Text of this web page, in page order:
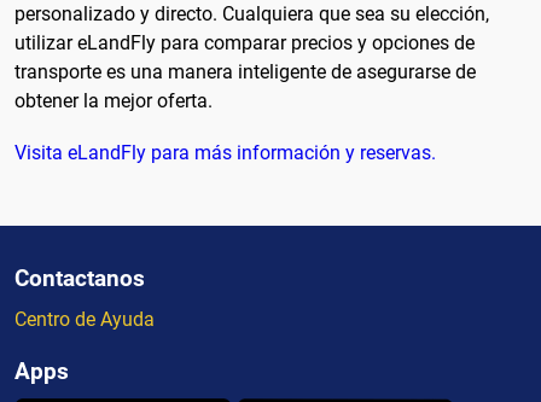
personalizado y directo. Cualquiera que sea su elección,
utilizar eLandFly para comparar precios y opciones de
transporte es una manera inteligente de asegurarse de
obtener la mejor oferta.
Visita eLandFly para más información y reservas.
Contactanos
Centro de Ayuda
Apps